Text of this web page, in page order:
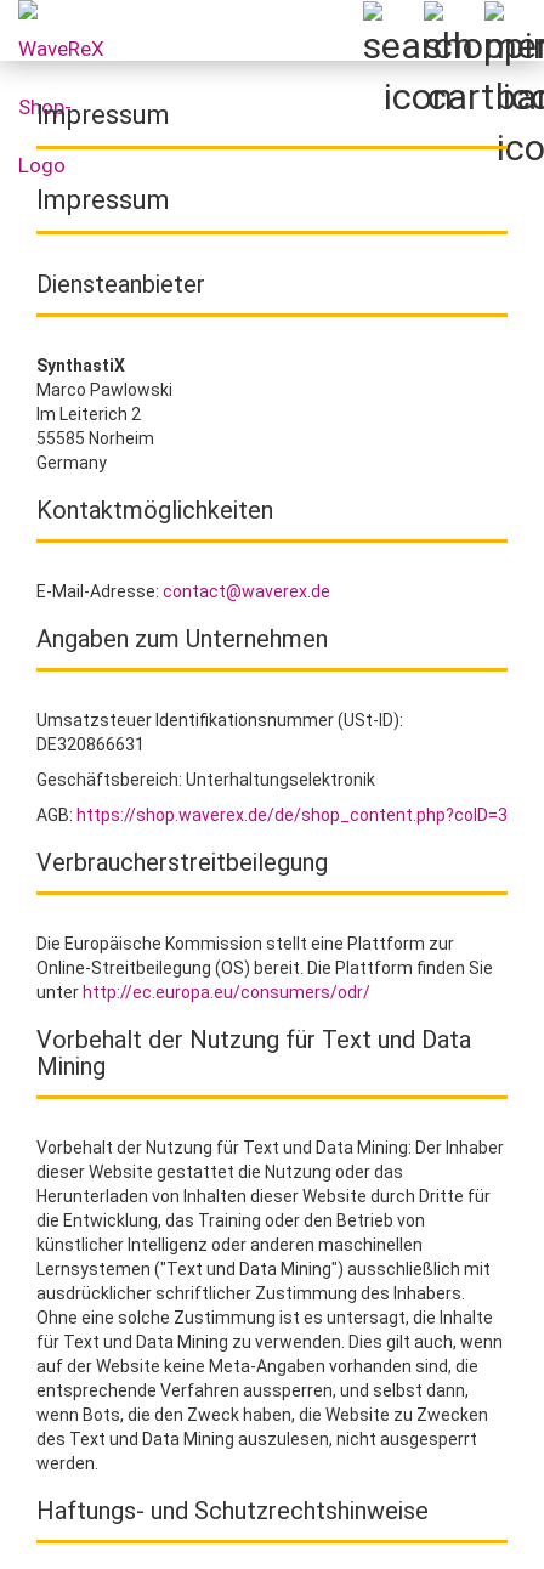
Impressum
Impressum
Diensteanbieter
SynthastiX
Marco Pawlowski
Im Leiterich 2
55585 Norheim
Germany
Kontaktmöglichkeiten
E-Mail-Adresse: contact@waverex.de
Angaben zum Unternehmen
Umsatzsteuer Identifikationsnummer (USt-ID):
DE320866631
Geschäftsbereich: Unterhaltungselektronik
AGB: https://shop.waverex.de/de/shop_content.php?coID=3
Verbraucherstreitbeilegung
Die Europäische Kommission stellt eine Plattform zur
Online-Streitbeilegung (OS) bereit. Die Plattform finden Sie
unter http://ec.europa.eu/consumers/odr/
Vorbehalt der Nutzung für Text und Data
Mining
Vorbehalt der Nutzung für Text und Data Mining: Der Inhaber
dieser Website gestattet die Nutzung oder das
Herunterladen von Inhalten dieser Website durch Dritte für
die Entwicklung, das Training oder den Betrieb von
künstlicher Intelligenz oder anderen maschinellen
Lernsystemen ("Text und Data Mining") ausschließlich mit
ausdrücklicher schriftlicher Zustimmung des Inhabers.
Ohne eine solche Zustimmung ist es untersagt, die Inhalte
für Text und Data Mining zu verwenden. Dies gilt auch, wenn
auf der Website keine Meta-Angaben vorhanden sind, die
entsprechende Verfahren aussperren, und selbst dann,
wenn Bots, die den Zweck haben, die Website zu Zwecken
des Text und Data Mining auszulesen, nicht ausgesperrt
werden.
Haftungs- und Schutzrechtshinweise